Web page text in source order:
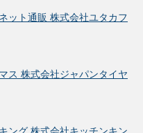
ット通販 株式会社ユタカフ
ス 株式会社ジャパンタイヤ